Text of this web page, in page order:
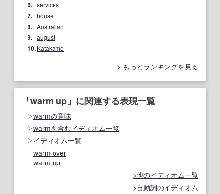
6. services
7. house
8. Australian
9. august
10.Katakame
もっとランキングを見る
「warm up」に関連する表現一覧
warmの意味
warmを含むイディオム一覧
イディオム一覧
warm over
warm up
他のイディオム一覧
自動詞のイディオム